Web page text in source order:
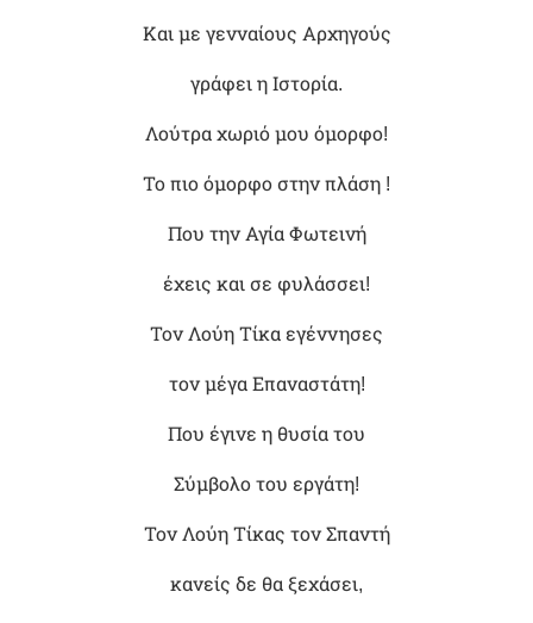
Και με γενναίους Αρχηγούς
γράφει η Ιστορία.
Λούτρα χωριό μου όμορφο!
Το πιο όμορφο στην πλάση !
Που την Αγία Φωτεινή
έχεις και σε φυλάσσει!
Τον Λούη Τίκα εγέννησες
τον μέγα Επαναστάτη!
Που έγινε η θυσία του
Σύμβολο του εργάτη!
Τον Λούη Τίκας τον Σπαντή
κανείς δε θα ξεχάσει,